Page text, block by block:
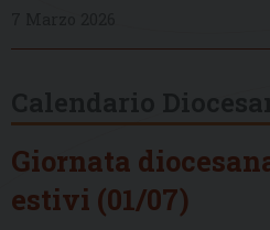
Giornata
estivi (01/07)